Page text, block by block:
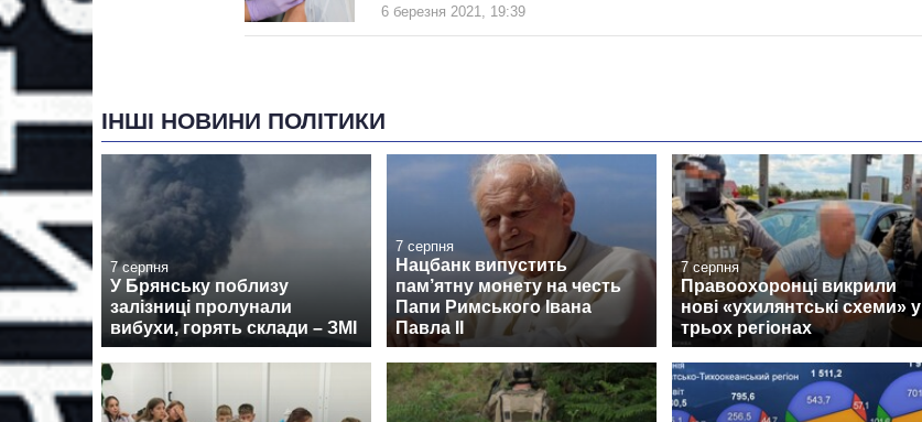
6 березня 2021, 19:39
ІНШІ НОВИНИ ПОЛІТИКИ
7 серпня
У Брянську поблизу
залізниці пролунали
вибухи, горять склади – ЗМІ
7 серпня
Нацбанк випустить
пам’ятну монету на честь
Папи Римського Івана
Павла II
7 серпня
Правоохоронці викрили
нові «ухилянтські схеми» у
трьох регіонах